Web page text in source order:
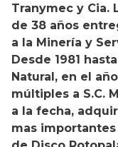
Tranymec y Cia.
de 38 años
a la Minería y
Desde 1981
Natural, en el
múltiples a S.C.
a la fecha,
mas